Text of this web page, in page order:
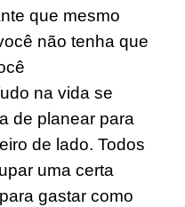
que mesmo
não tenha que
na vida se
de planear para
de lado. Todos
uma certa
gastar como